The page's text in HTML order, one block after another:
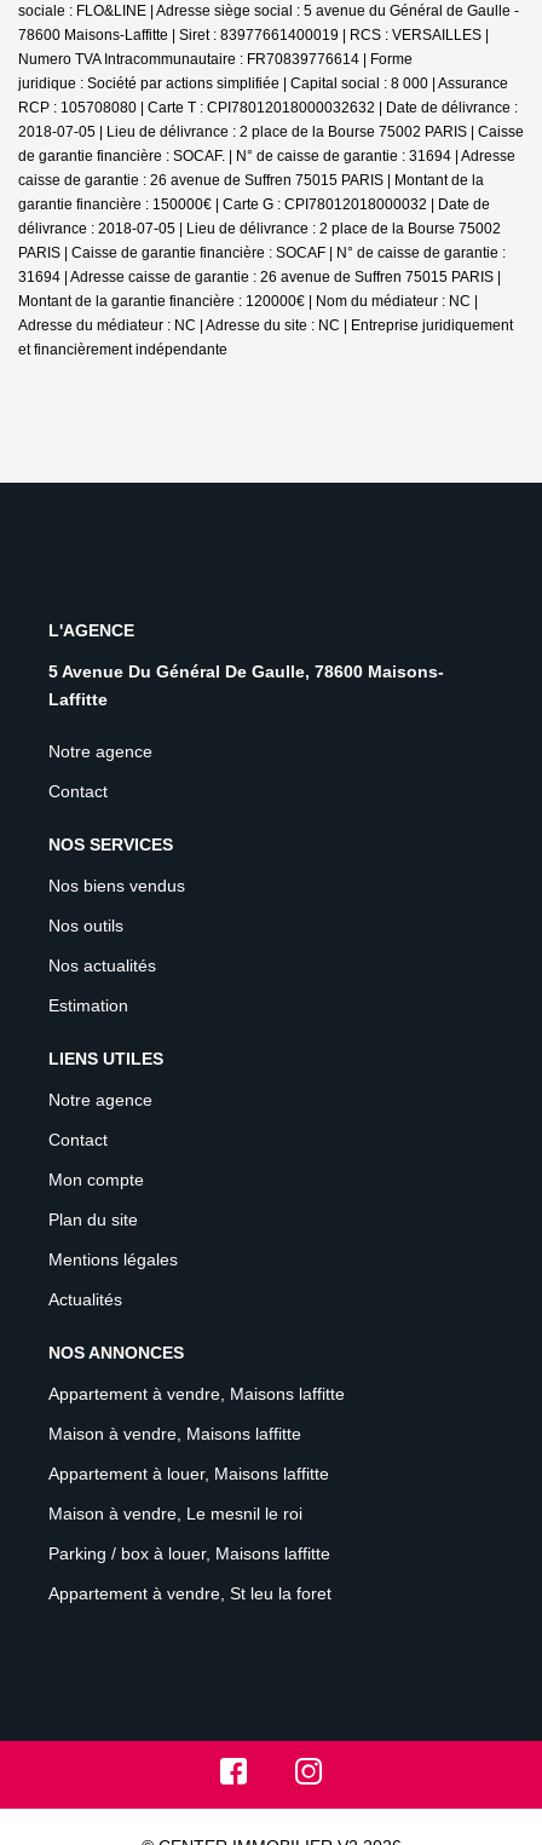
sociale : FLO&LINE | Adresse siège social : 5 avenue du Général de Gaulle -
78600 Maisons-Laffitte | Siret : 83977661400019 | RCS : VERSAILLES |
Numero TVA Intracommunautaire : FR70839776614 | Forme
juridique : Société par actions simplifiée | Capital social : 8 000 | Assurance
RCP : 105708080 | Carte T : CPI78012018000032632 | Date de délivrance :
2018-07-05 | Lieu de délivrance : 2 place de la Bourse 75002 PARIS | Caisse
de garantie financière : SOCAF. | N° de caisse de garantie : 31694 | Adresse
caisse de garantie : 26 avenue de Suffren 75015 PARIS | Montant de la
garantie financière : 150000€ | Carte G : CPI78012018000032 | Date de
délivrance : 2018-07-05 | Lieu de délivrance : 2 place de la Bourse 75002
PARIS | Caisse de garantie financière : SOCAF | N° de caisse de garantie :
31694 | Adresse caisse de garantie : 26 avenue de Suffren 75015 PARIS |
Montant de la garantie financière : 120000€ | Nom du médiateur : NC |
Adresse du médiateur : NC | Adresse du site : NC | Entreprise juridiquement
et financièrement indépendante
L'AGENCE
5 Avenue Du Général De Gaulle, 78600 Maisons-
Laffitte
Notre agence
Contact
NOS SERVICES
Nos biens vendus
Nos outils
Nos actualités
Estimation
LIENS UTILES
Notre agence
Contact
Mon compte
Plan du site
Mentions légales
Actualités
NOS ANNONCES
Appartement à vendre, Maisons laffitte
Maison à vendre, Maisons laffitte
Appartement à louer, Maisons laffitte
Maison à vendre, Le mesnil le roi
Parking / box à louer, Maisons laffitte
Appartement à vendre, St leu la foret